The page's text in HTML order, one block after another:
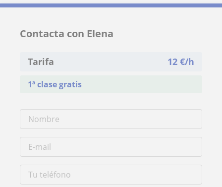
Contacta con Elena
Tarifa 12 €/h
1ª clase gratis